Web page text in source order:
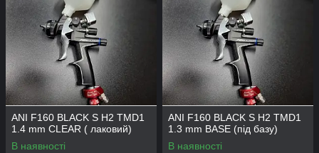
ANI F160 BLACK S H2 TMD1
1.4 mm CLEAR ( лаковий)
В наявності
ANI F160 BLACK S H2 TMD1
1.3 mm BASE (під базу)
В наявності